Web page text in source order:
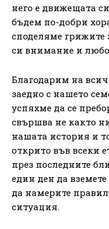
него е движещата
бъдем по-добри
споделяме грижите
си внимание и
Благодарим на
заедно с нашето
успяхме да се
свършва не както
нашата история и
открито във всеки
през последните
един ден да
да намерите
ситуация.